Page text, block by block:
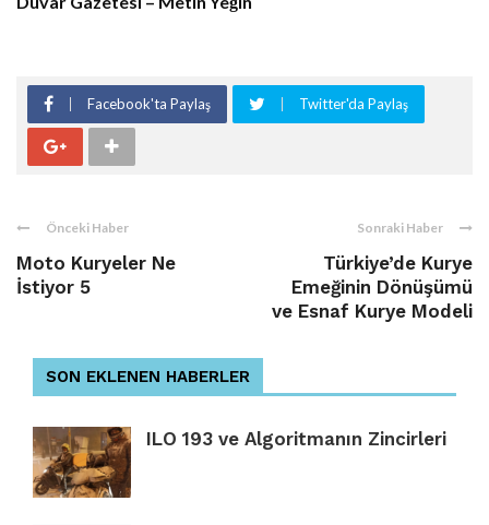
Facebook'ta Paylaş Twitter'da Paylaş
Önceki Haber
Moto Kuryeler Ne
İstiyor 5
Sonraki Haber
Türkiye’de Kurye
Emeğinin Dönüşümü
ve Esnaf Kurye Modeli
SON EKLENEN HABERLER
ILO 193 ve Algoritmanın Zincirleri